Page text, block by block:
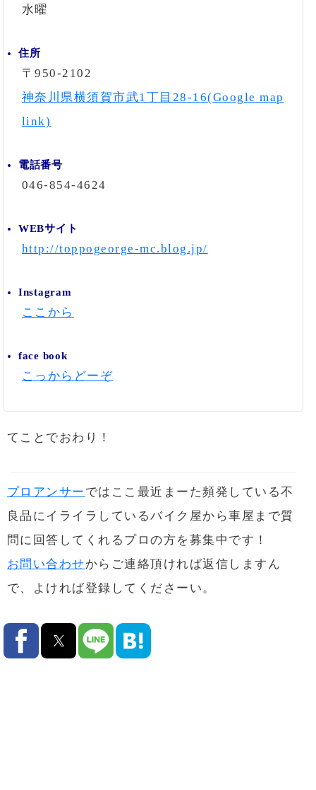
水曜
住所
〒950-2102
神奈川県横須賀市武1丁目28-16(Google map
link)
電話番号
046-854-4624
WEBサイト
http://toppogeorge-mc.blog.jp/
Instagram
ここから
face book
こっからどーぞ
てことでおわり！
プロアンサー ではここ最近まーた頻発している不
良品にイライラしているバイク屋から車屋まで質
問に回答してくれるプロの方を募集中です！
お問い合わせからご連絡頂ければ返信しますん
で、よければ登録してくださーい。